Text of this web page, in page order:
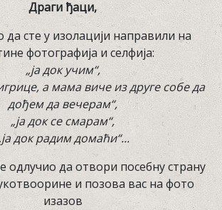
Драги ђаци,
да сте у изолацији направили на
фотографија и селфија:
„ја док учим“,
а мама виче из друге собе да
дођем да вечерам“,
„ја док се смарам“,
док радим домаћи“...
одлучио да отвори посебну страну
и позова вас на фото
изазов